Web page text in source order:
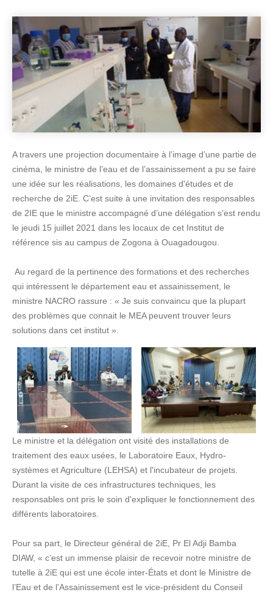
A travers une projection documentaire à l’image d’une partie de
cinéma, le ministre de l’eau et de l’assainissement a pu se faire
une idée sur les réalisations, les domaines d'études et de
recherche de 2iE. C’est suite à une invitation des responsables
de 2IE que le ministre accompagné d’une délégation s’est rendu
le jeudi 15 juillet 2021 dans les locaux de cet Institut de
référence sis au campus de Zogona à Ouagadougou.
Au regard de la pertinence des formations et des recherches
qui intéressent le département eau et assainissement, le
ministre NACRO rassure : « Je suis convaincu que la plupart
des problèmes que connait le MEA peuvent trouver leurs
solutions dans cet institut ».
Le ministre et la délégation ont visité des installations de
traitement des eaux usées, le Laboratoire Eaux, Hydro-
systèmes et Agriculture (LEHSA) et l'incubateur de projets.
Durant la visite de ces infrastructures techniques, les
responsables ont pris le soin d'expliquer le fonctionnement des
différents laboratoires.
Pour sa part, le Directeur général de 2iE, Pr El Adji Bamba
DIAW, « c’est un immense plaisir de recevoir notre ministre de
tutelle à 2iE qui est une école inter-États et dont le Ministre de
l’Eau et de l’Assainissement est le vice-président du Conseil